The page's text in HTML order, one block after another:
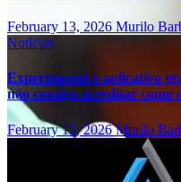
February 13, 2026 Murilo
Notícias
Experimentei o aplicativo
não consigo acreditar como
February 13, 2026Murilo